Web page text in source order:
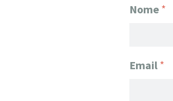
Nome*
Email*